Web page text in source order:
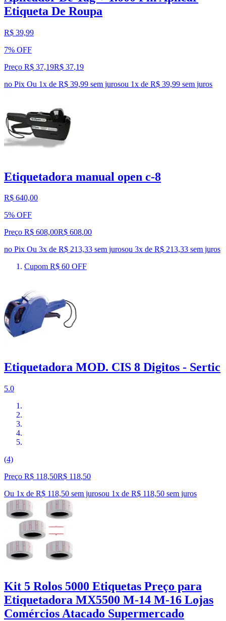
Etiqueta De Roupa
R$ 39,99
7% OFF
Preço R$ 37,19R$ 37,19
no Pix Ou 1x de R$ 39,99 sem jurosou 1x de R$ 39,99 sem juros
Etiquetadora manual open c-8
R$ 640,00
5% OFF
Preço R$ 608,00R$ 608,00
no Pix Ou 3x de R$ 213,33 sem jurosou 3x de R$ 213,33 sem juros
Cupom R$ 60 OFF
Etiquetadora MOD. CIS 8 Digitos - Sertic
5.0
(4)
Preço R$ 118,50R$ 118,50
Ou 1x de R$ 118,50 sem jurosou 1x de R$ 118,50 sem juros
Kit 5 Rolos 5000 Etiquetas Preço para
Etiquetadora MX5500 M-14 M-16 Lojas
Comércios Atacado Supermercado